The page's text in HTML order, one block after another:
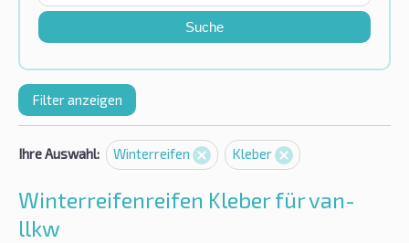
Suche
Filter anzeigen
Ihre Auswahl: Winterreifen Kleber
Winterreifenreifen Kleber für van-
llkw